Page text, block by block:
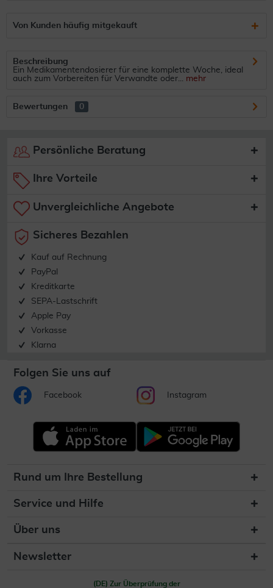
Von Kunden häufig mitgekauft
Beschreibung
Ein Medikamentendosierer für eine komplette Woche, ideal
auch zum Vorbereiten für Verwandte oder... mehr
Bewertungen 0
Persönliche Beratung
Ihre Vorteile
Unvergleichliche Angebote
Sicheres Bezahlen
Kauf auf Rechnung
PayPal
Kreditkarte
SEPA-Lastschrift
Apple Pay
Vorkasse
Klarna
Folgen Sie uns auf
Facebook Instagram
Rund um Ihre Bestellung
Service und Hilfe
Über uns
Newsletter
(DE) Zur Überprüfung der